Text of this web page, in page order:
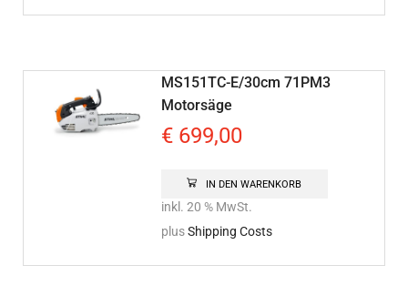
MS151TC-E/30cm 71PM3
Motorsäge
€699,00
IN DEN WARENKORB
inkl. 20 % MwSt.
plusShipping Costs